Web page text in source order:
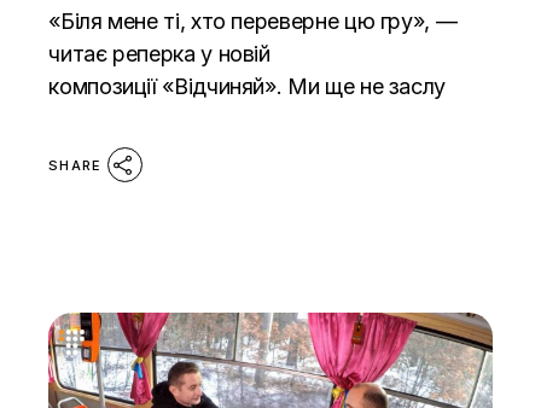
«Біля мене ті, хто переверне цю гру», —
читає реперка у новій
композиції «Відчиняй». Ми ще не заслу
SHARE